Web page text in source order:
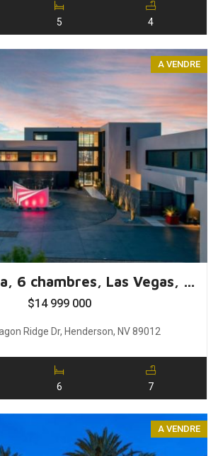
5 4
A VENDRE
Sublime villa, 6 chambres, Las Vegas, Nevada, USA
$14 999 000
Ridge Dr, Henderson, NV 89012
6 7
A VENDRE